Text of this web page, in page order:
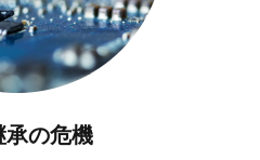
承の危機